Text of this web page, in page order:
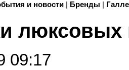
и новости| Бренды
люксовых
09:17